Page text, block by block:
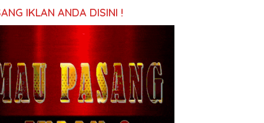
IKLAN ANDA DISINI !